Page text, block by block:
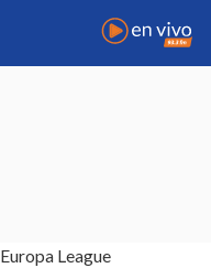
Europa League